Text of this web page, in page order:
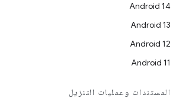
Android 14
Android 13
Android 12
Android 11
المستندات وعمليات التنزيل